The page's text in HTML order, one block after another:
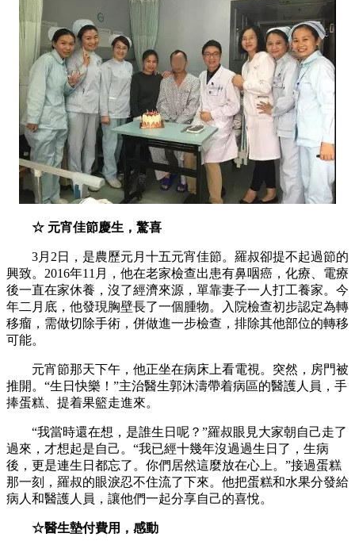
☆ 元宵佳節慶生，驚喜
3月2日，是農歷元月十五元宵佳節。羅叔卻提不起過節的
興致。2016年11月，他在老家檢查出患有鼻咽癌，化療、電療
後一直在家休養，沒了經濟來源，單靠妻子一人打工養家。今
年二月底，他發現胸壁長了一個腫物。入院檢查初步認定為轉
移瘤，需做切除手術，併做進一步檢查，排除其他部位的轉移
可能。
元宵節那天下午，他正坐在病床上看電視。突然，房門被
推開。“生日快樂！”主治醫生郭沐濤帶着病區的醫護人員，手
捧蛋糕、提着果籃走進來。
“我當時還在想，是誰生日呢？”羅叔眼見大家朝自己走了
過來，才想起是自己。“我已經十幾年沒過過生日了，生病
後，更是連生日都忘了。你們居然這麼放在心上。”接過蛋糕
那一刻，羅叔的眼淚忍不住流了下來。他把蛋糕和水果分發給
病人和醫護人員，讓他們一起分享自己的喜悅。
☆醫生墊付費用，感動